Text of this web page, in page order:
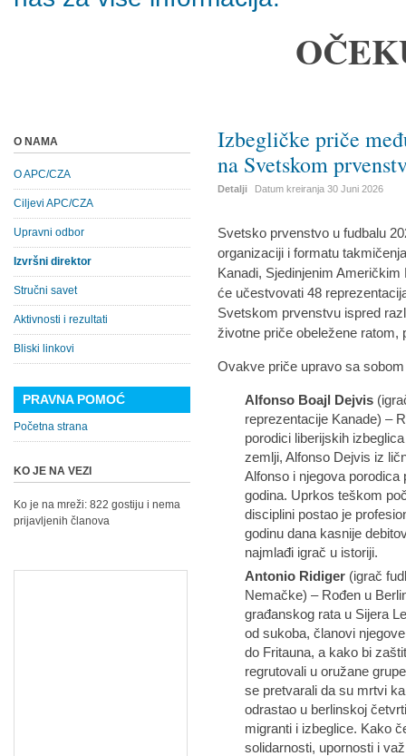
Izbegličke priče
na Svetskom
Detalji Datum kreiranja30 Juni 2026
Svetsko prvenstvo u fudbalu
organizaciji i formatu
Kanadi, Sjedinjenim
će učestvovati 48
Svetskom prvenstvu ispred
životne priče obeležene ratom,
Ovakve priče upravo sa
Alfonso Boajl Dejvis
reprezentacije Kanade) –
porodici liberijskih
zemlji, Alfonso Dejvis iz
Alfonso i njegova
godina. Uprkos teškom
disciplini postao je
godinu dana kasnije
najmlađi igrač u istoriji.
Antonio Ridiger (igrač
Nemačke) – Rođen u
građanskog rata u Sijera
od sukoba, članovi
do Fritauna, a kako bi
regrutovali u oružane
se pretvarali da su mrtvi
odrastao u berlinskoj
migranti i izbeglice. Kako
solidarnosti, upornosti i
O NAMA
O APC/CZA
Ciljevi APC/CZA
Upravni odbor
Izvršni direktor
Stručni savet
Aktivnosti i rezultati
Bliski linkovi
PRAVNA POMOĆ
Početna strana
KO JE NA VEZI
Ko je na mreži: 822 gostiju i nema
prijavljenih članova